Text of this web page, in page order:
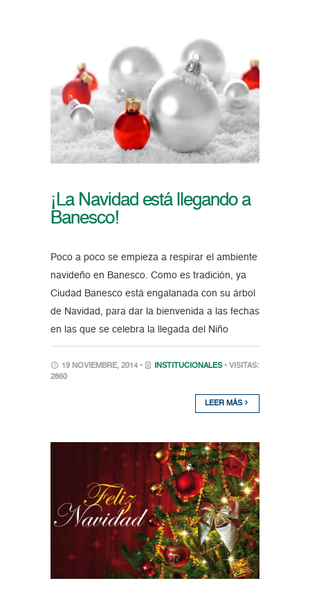
¡La Navidad está llegando a
Banesco!
Poco a poco se empieza a respirar el ambiente
navideño en Banesco. Como es tradición, ya
Ciudad Banesco está engalanada con su árbol
de Navidad, para dar la bienvenida a las fechas
en las que se celebra la llegada del Niño
19 NOVIEMBRE, 2014 • INSTITUCIONALES • VISITAS:
2860
LEER MÁS